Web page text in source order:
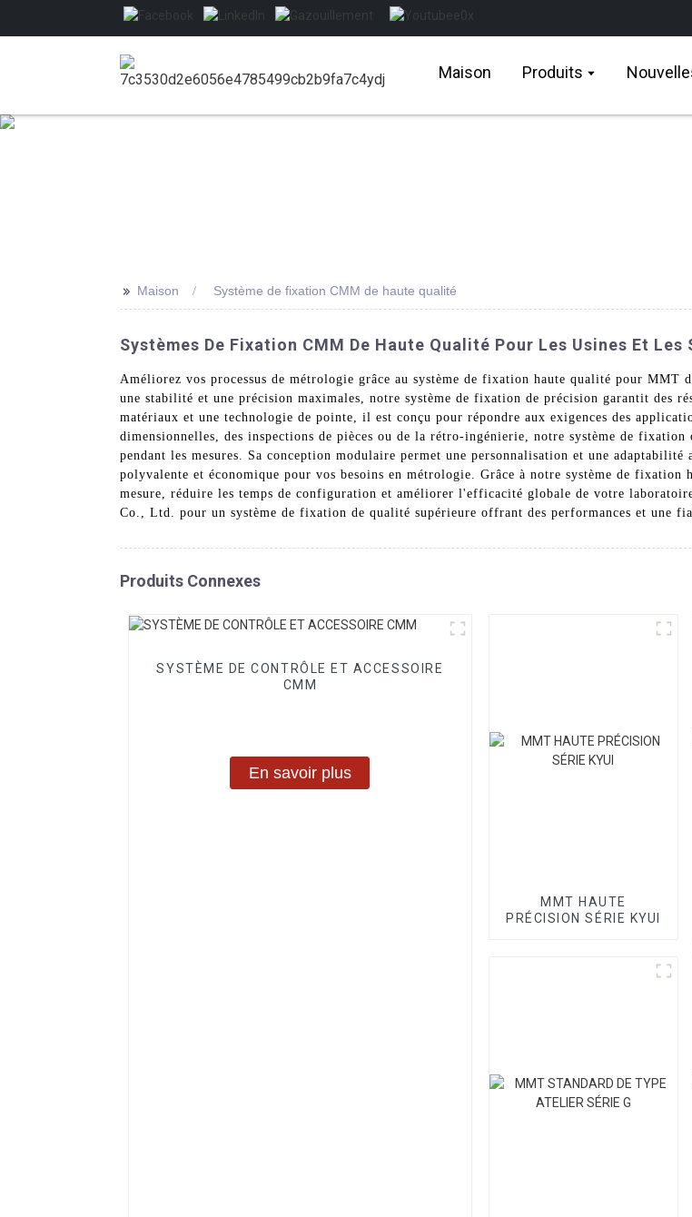
Maison Produits
>> Maison Système de fixation CMM de haute qualité
Systèmes De Fixation CMM De Haute Qualité Pour Les Usines Et Les
Améliorez vos processus de métrologie grâce au système de fixation haute qualité pour
une stabilité et une précision maximales, notre système de fixation de précision garantit des
matériaux et une technologie de pointe, il est conçu pour répondre aux exigences des
dimensionnelles, des inspections de pièces ou de la rétro-ingénierie, notre système de
pendant les mesures. Sa conception modulaire permet une personnalisation et une
polyvalente et économique pour vos besoins en métrologie. Grâce à notre système de
mesure, réduire les temps de configuration et améliorer l'efficacité globale de votre
Co., Ltd. pour un système de fixation de qualité supérieure offrant des performances et une
Produits Connexes
SYSTÈME DE CONTRÔLE ET ACCESSOIRE
CMM
En savoir plus
MMT HAUTE
PRÉCISION SÉRIE KYUI